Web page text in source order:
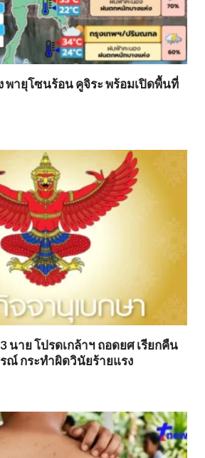
พายุโซนร้อน คูจิระ พร้อมเปิดพื้นที่
นาย โปรดเกล้าฯ ถอดยศ เรียกคืน
ณ์ กระทำผิดวินัยร้ายแรง